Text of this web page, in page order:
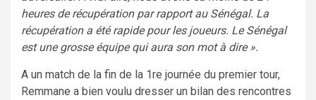
heures de récupération par rapport au Sénégal. La
récupération a été rapide pour les joueurs. Le Sénégal
est une grosse équipe qui aura son mot à dire ».
A un match de la fin de la 1re journée du premier tour,
Remmane a bien voulu dresser un bilan des rencontres